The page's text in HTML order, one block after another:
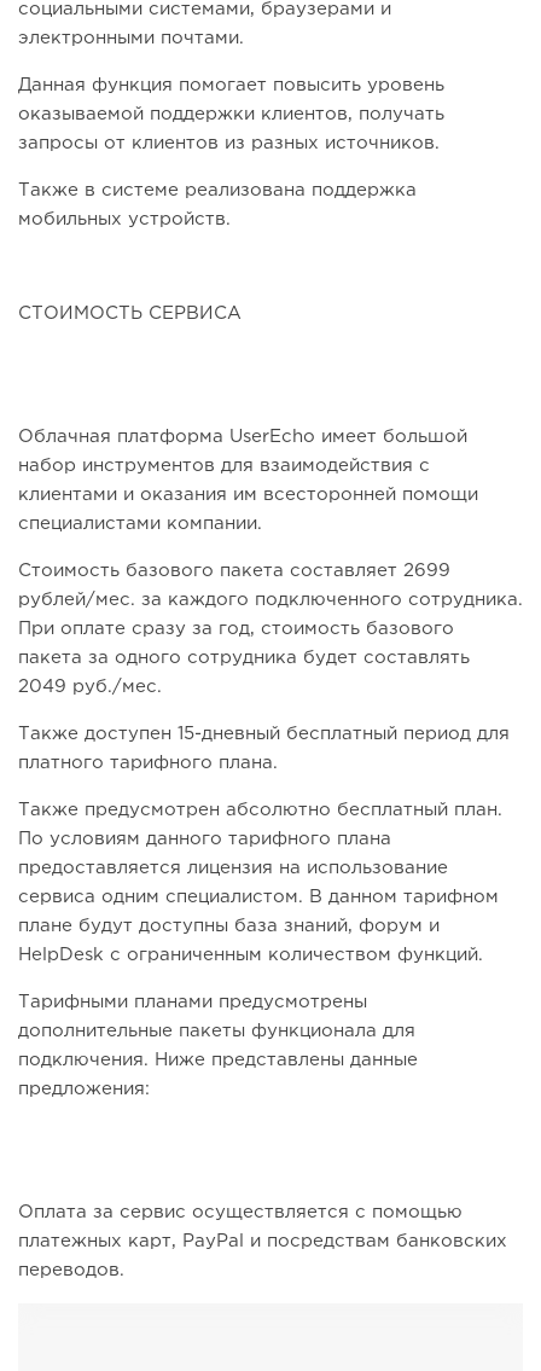
социальными системами, браузерами и
электронными почтами.
Данная функция помогает повысить уровень
оказываемой поддержки клиентов, получать
запросы от клиентов из разных источников.
Также в системе реализована поддержка
мобильных устройств.
СТОИМОСТЬ СЕРВИСА
Облачная платформа UserEcho имеет большой
набор инструментов для взаимодействия с
клиентами и оказания им всесторонней помощи
специалистами компании.
Стоимость базового пакета составляет 2699
рублей/мес. за каждого подключенного сотрудника.
При оплате сразу за год, стоимость базового
пакета за одного сотрудника будет составлять
2049 руб./мес.
Также доступен 15-дневный бесплатный период для
платного тарифного плана.
Также предусмотрен абсолютно бесплатный план.
По условиям данного тарифного плана
предоставляется лицензия на использование
сервиса одним специалистом. В данном тарифном
плане будут доступны база знаний, форум и
HelpDesk с ограниченным количеством функций.
Тарифными планами предусмотрены
дополнительные пакеты функционала для
подключения. Ниже представлены данные
предложения:
Оплата за сервис осуществляется с помощью
платежных карт, PayPal и посредствам банковских
переводов.